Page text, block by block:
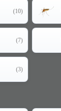
(10)
(7)
(3)